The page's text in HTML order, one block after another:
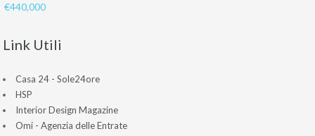
€440,000
Link Utili
Casa 24 - Sole24ore
HSP
Interior Design Magazine
Omi - Agenzia delle Entrate